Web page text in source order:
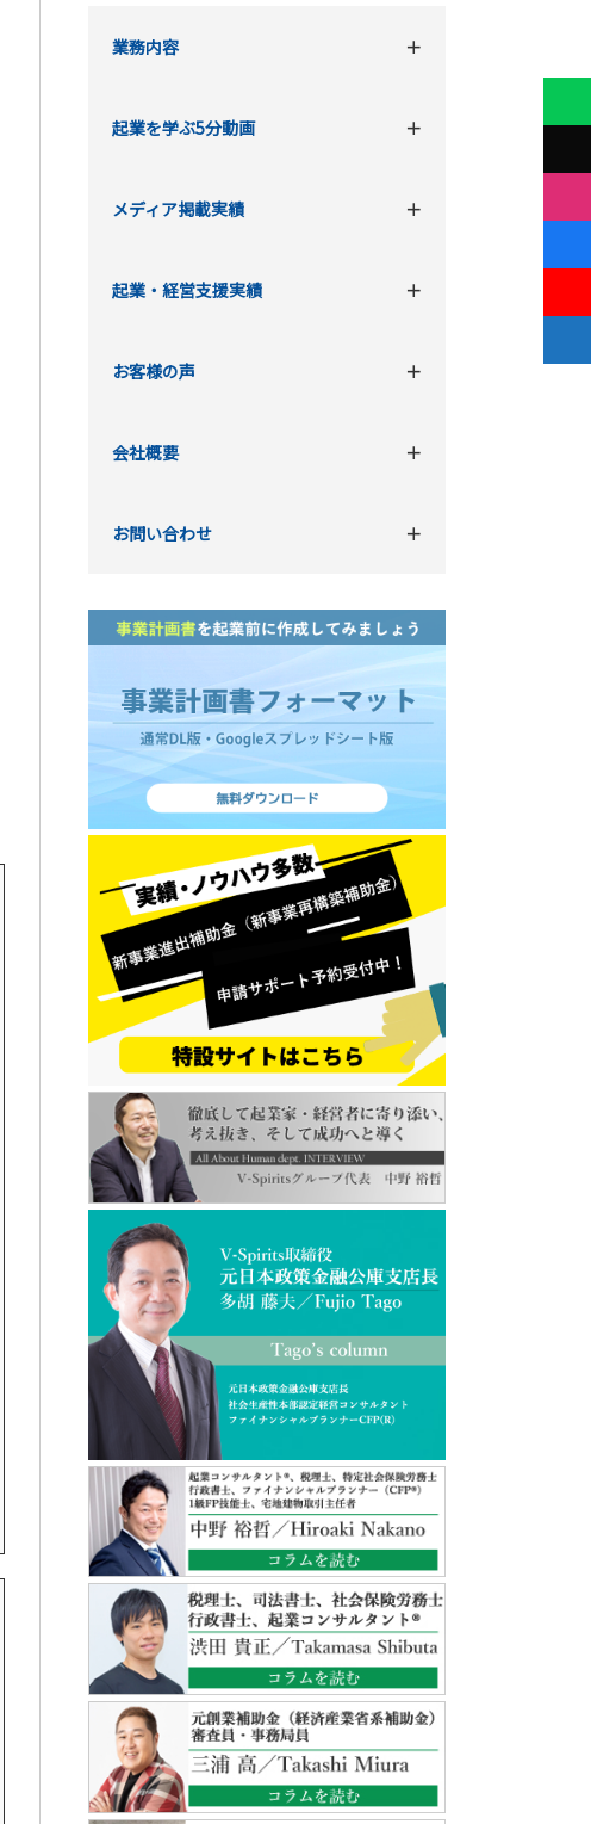
業務内容
起業を学ぶ5分動画
メディア掲載実績
起業・経営支援実績
お客様の声
会社概要
お問い合わせ